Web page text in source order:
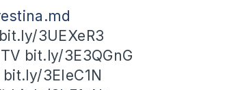
3UEXeR3
bit.ly/3E3QGnG
3EIeC1N